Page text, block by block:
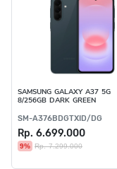
SAMSUNG GALAXY A37 5G
8/256GB DARK GREEN
SM-A376BDGTXID/DG
Rp. 6.699.000
9% Rp. 7.299.000